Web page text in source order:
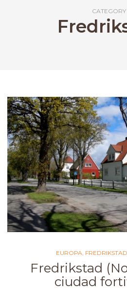
CATEGORY
EUROPA FREDRIKSTAD
Fredrikstad
ciudad